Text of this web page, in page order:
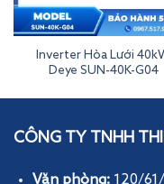
Inverter Hòa Lưới
Deye SUN-40K-G04
Inverterdeye
CÔNG TY TNHH
Văn phòng: 120/